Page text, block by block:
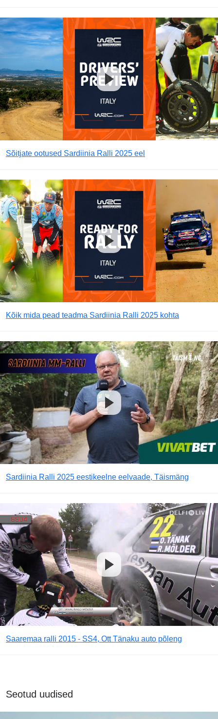
Sõitjate ootused Sardiinia Ralli 2025 eel
Kõik mida pead teadma Sardiinia Ralli 2025 kohta
Sardiinia Ralli 2025 eestikeelne eelvaade, Täismäng
Saaremaa ralli 2015 - SS4, Ott Tänaku auto põleng
Seotud uudised